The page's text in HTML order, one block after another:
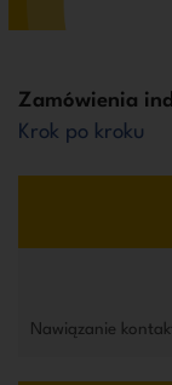
Zamówienia
Krok po kroku
Nawiązanie